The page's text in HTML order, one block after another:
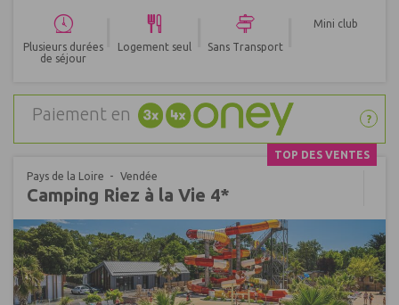
Plusieurs durées
de séjour
Logement seul Sans Transport
Mini club
Paiement en ?
TOP DES VENTES
Pays de la Loire
Vendée
Camping Riez à la Vie 4*